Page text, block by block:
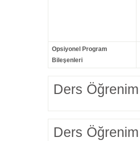
Opsiyonel Program
Bileşenleri
Ders Öğrenim
Ders Öğrenim